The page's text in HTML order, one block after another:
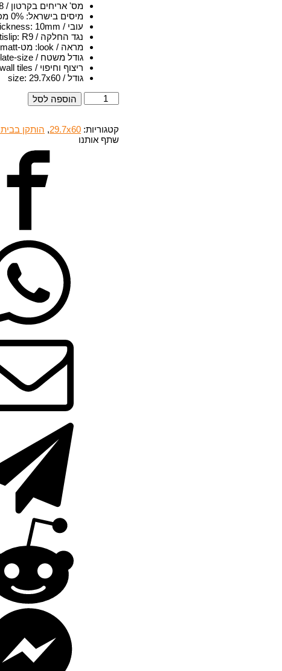
מס' אריחים בקרטון / tiles in carton
מיסים בישראל: 0% מכס + 18% מע''מ
עובי / thickness
: 10mm
נגד החלקה / antislip
: R9
מראה / look
: מט-matt
גודל משטח / plate-size
ריצוף וחיפוי / floor tiles and wall tiles
גודל / size
:29.7x60
כמות
של
6577-
29.7x60
הוספה לסל
קטגוריות: 29.7x60
, הותקן
שתף אותנו